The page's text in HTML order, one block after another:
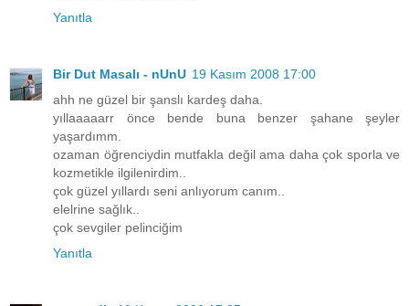
Yanıtla
Bir Dut Masalı - nUnU 19 Kasım 2008 17:00
ahh ne güzel bir şanslı kardeş daha.
yıllaaaaarr önce bende buna benzer şahane şeyler
yaşardımm.
ozaman öğrenciydin mutfakla değil ama daha çok sporla ve
kozmetikle ilgilenirdim..
çok güzel yıllardı seni anlıyorum canım..
elelrine sağlık..
çok sevgiler pelinciğim
Yanıtla